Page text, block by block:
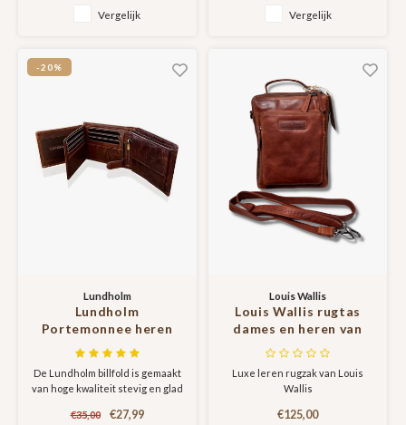
Scandinavisch design |
Vergelijk
outdoor gebruik.
Vergelijk
-20%
Lundholm
Lundholm
Portemonnee heren
luxe leer RFID anti-
skim - Sundsvall serie
portefeuille heren leer
- mannen cadeautjes
Billfold Bruin
De Lundholm billfold is gemaakt
van hoge kwaliteit stevig en glad
wat jaren meegaat en met de
€35,00 €27,99
Louis Wallis
Louis Wallis rugtas
dames en heren van
topkwaliteit leer in
cognac bruin -
Geschikt voor tablet
Luxe leren rugzak van Louis
Wallis
€125,00